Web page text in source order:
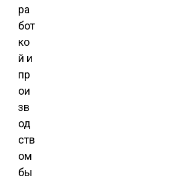
ра
бот
ко
й и
пр
ои
зв
од
ств
ом
бы